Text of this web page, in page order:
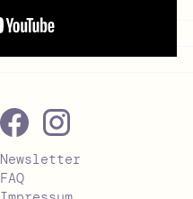
Newsletter
FAQ